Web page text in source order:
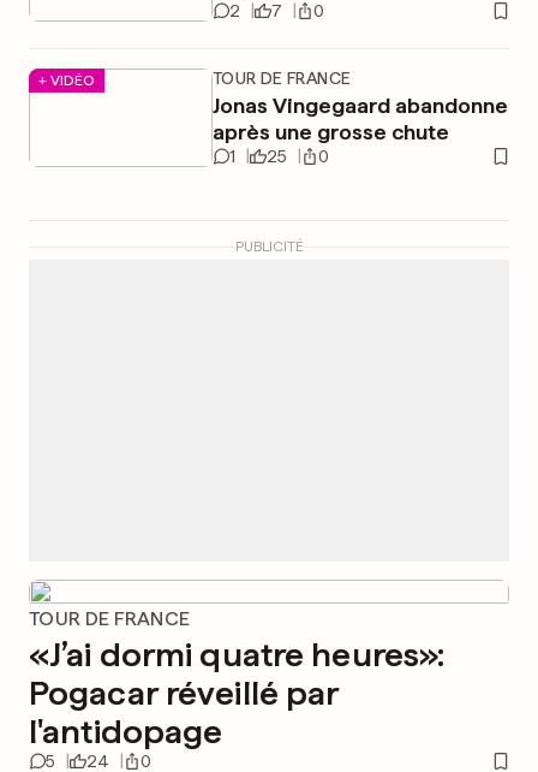
2 7 0
+ VIDÉO TOUR DE FRANCE
Jonas Vingegaard abandonne
après une grosse chute
1 25 0
PUBLICITÉ
TOUR DE FRANCE
«J’ai dormi quatre heures»:
Pogacar réveillé par
l'antidopage
5 24 0